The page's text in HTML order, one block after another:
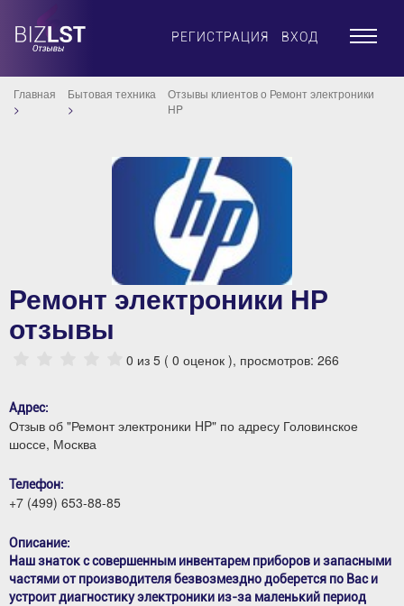
РЕГИСТРАЦИЯ ВХОД ×
Главная Бытовая техника
Отзывы клиентов о Ремонт электроники
HP
Ремонт электроники HP
отзывы
0 из 5 ( 0 оценок ), просмотров: 266
Адрес:
Отзыв об "Ремонт электроники HP" по адресу Головинское
шоссе, Москва
Телефон:
+7 (499) 653-88-85
Описание:
Наш знаток с совершенным инвентарем приборов и запасными
частями от производителя безвозмездно доберется по Вас и
устроит диагностику электроники из-за маленький период